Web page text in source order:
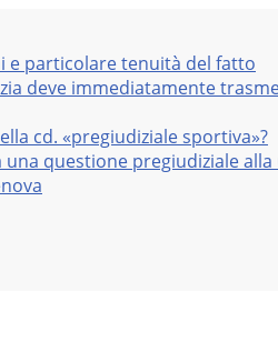
e particolare tenuità del fatto
deve immediatamente
cd. «pregiudiziale sportiva»?
questione pregiudiziale